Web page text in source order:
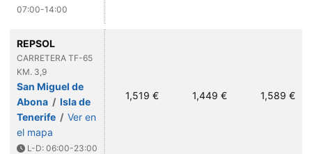
07:00-14:00
REPSOL
CARRETERA TF-65
KM. 3,9
San Miguel de
Abona / Isla de
Tenerife / Ver en
el mapa
L-D: 06:00-23:00
1,519 € 1,449 € 1,589 €